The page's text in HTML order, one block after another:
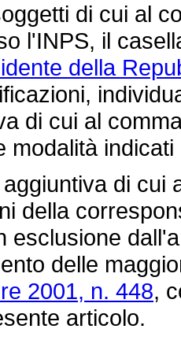
di cui al
l'INPS, il
della
di cui al
modalità
di cui
della
esclusione
delle
2001, n. 448,
articolo.